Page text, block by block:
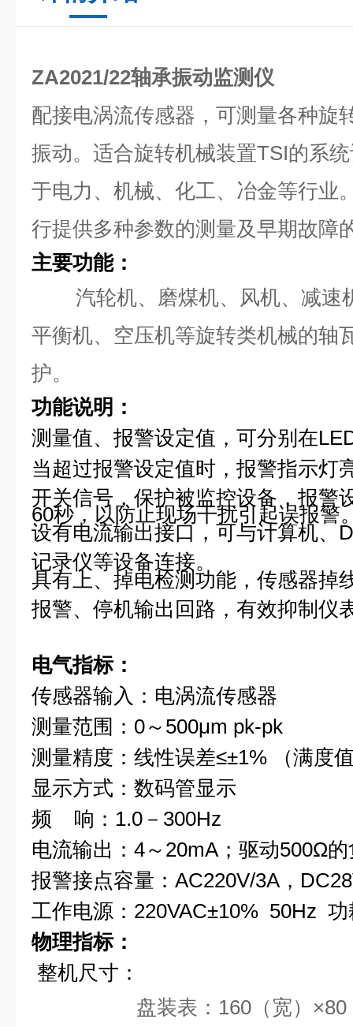
ZA2021/22轴承振动监测仪
配接电涡流传感器，可测量各种旋
振动。适合旋转机械装置TSI的系
于电力、机械、化工、冶金等行业
行提供多种参数的测量及早期故障
主要功能：
汽轮机、磨煤机、风机、减速
平衡机、空压机等旋转类机械的
护。
功能说明：
测量值、报警设定值，可分别在
当超过报警设定值时，报警指示灯
开关信号，保护被监控设备，报警
60秒，以防止现场干扰引起误报警
设有电流输出接口，可与计算机、
记录仪等设备连接。
具有上、掉电检测功能，传感器掉
报警、停机输出回路，有效抑制仪
电气指标：
传感器输入：电涡流传感器
测量范围：0～500μm pk-pk
测量精度：线性误差≤±1% （满度
显示方式：数码管显示
频 响：1.0－300Hz
电流输出：4～20mA；驱动500Ω
报警接点容量： AC220V/3A，
工作电源：220VAC±10% 50Hz 功
物理指标：
整机尺寸：
盘装表：160（宽）×80（